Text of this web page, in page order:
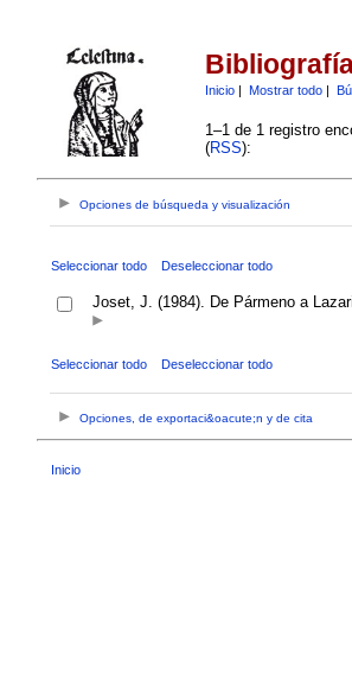
Inicio| Mostrar todo|
1–1 de 1 registro
(RSS):
Opciones de búsqueda y visualización
Seleccionar todo Deseleccionar todo
Joset, J. (1984). De Pármeno a
Seleccionar todo Deseleccionar todo
Opciones, de exportaci&oacute;n y de cita
Inicio